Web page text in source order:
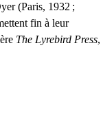
(Paris, 1932 ;
fin à leur
The Lyrebird Press,